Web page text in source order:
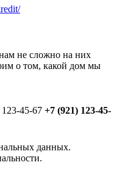
не сложно на них
о том, какой дом мы
45-67 +7 (921) 123-45-
данных.